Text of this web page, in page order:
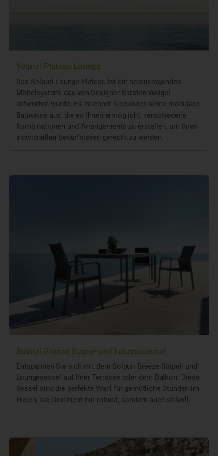
Solpuri Plateau Lounge
Das Solpuri Lounge Plateau ist ein herausragendes
Möbelsystem, das von Designer Karsten Weigel
entworfen wurde. Es zeichnet sich durch seine modulare
Bauweise aus, die es Ihnen ermöglicht, verschiedene
Kombinationen und Arrangements zu erstellen, um Ihren
individuellen Bedürfnissen gerecht zu werden.
Solpuri Breeze Stapel- und Loungesessel
Entspannen Sie sich mit dem Solpuri Breeze Stapel- und
Loungesessel auf Ihrer Terrasse oder dem Balkon. Diese
Sessel sind die perfekte Wahl für gemütliche Stunden im
Freien, sie sind nicht nur robust, sondern auch stilvoll.